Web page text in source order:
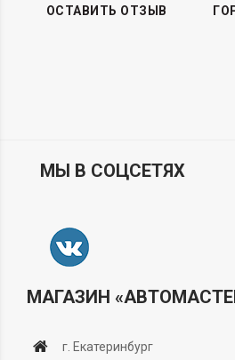
ОСТАВИТЬ ОТЗЫВ
МЫ В СОЦСЕТЯХ
МАГАЗИН
г. Екатеринбург